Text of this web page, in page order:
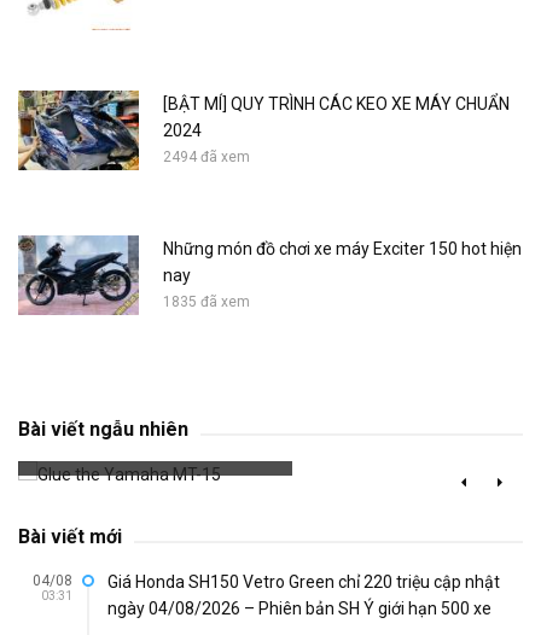
[BẬT MÍ] QUY TRÌNH CÁC KEO XE MÁY CHUẨN
2024
2494 đã xem
Những món đồ chơi xe máy Exciter 150 hot hiện
nay
1835 đã xem
Bài viết ngẫu nhiên
Glue the Yamaha MT-15
830 đã xem
Bài viết mới
04/08
03:31
Giá Honda SH150 Vetro Green chỉ 220 triệu cập nhật
ngày 04/08/2026 – Phiên bản SH Ý giới hạn 500 xe